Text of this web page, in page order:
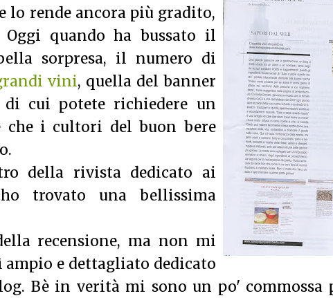
rende ancora più gradito,
Oggi quando ha bussato il
sorpresa, il numero di
vini, quella del banner
cui potete richiedere un
che i cultori del buon bere
della rivista dedicato ai
trovato una bellissima
recensione, ma non mi
ampio e dettagliato dedicato
Bè in verità mi sono un po' commossa